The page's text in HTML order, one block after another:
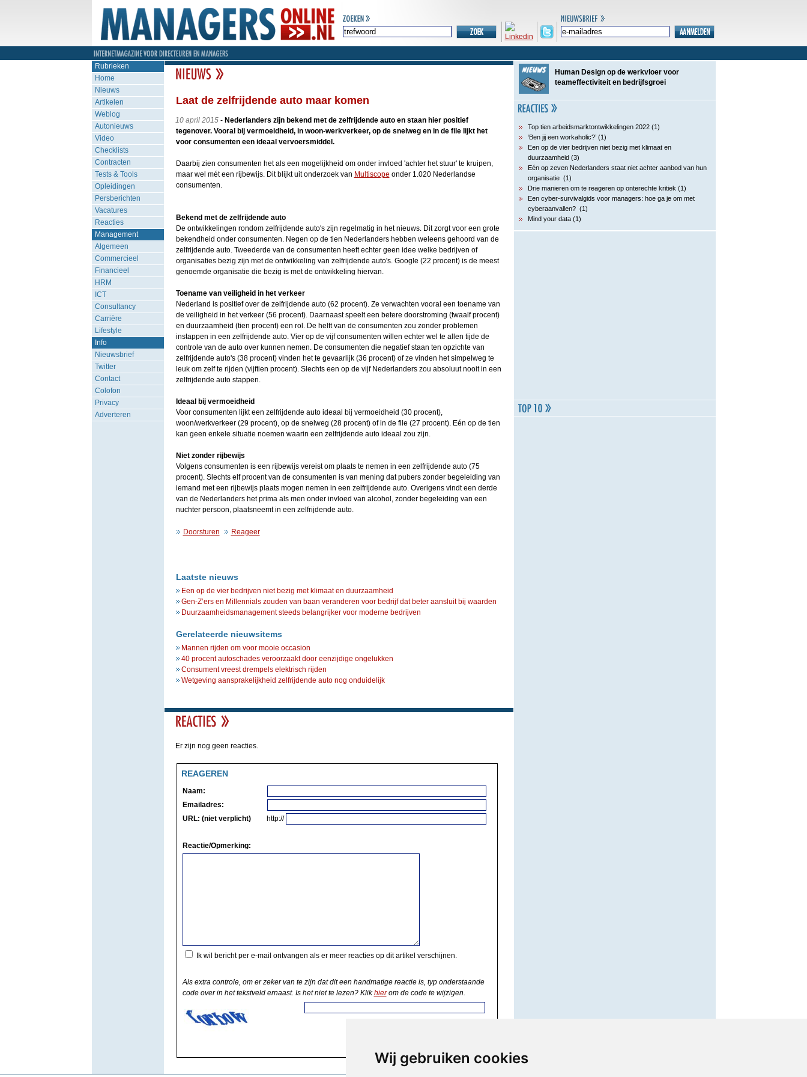
Wij gebruiken cookies
Rubrieken
Home
Nieuws
Artikelen
Weblog
Autonieuws
Video
Checklists
Contracten
Tests & Tools
Opleidingen
Persberichten
Vacatures
Reacties
Management
Algemeen
Commercieel
Financieel
HRM
ICT
Consultancy
Carrière
Lifestyle
Info
Nieuwsbrief
Twitter
Contact
Colofon
Privacy
Adverteren
Laat de zelfrijdende auto maar komen
10 april 2015- Nederlanders zijn bekend met de zelfrijdende auto en staan hier positief
tegenover. Vooral bij vermoeidheid, in woon-werkverkeer, op de snelweg en in de file lijkt het
voor consumenten een ideaal vervoersmiddel.
Daarbij zien consumenten het als een mogelijkheid om onder invloed 'achter het stuur' te kruipen,
maar wel mét een rijbewijs. Dit blijkt uit onderzoek van Multiscope onder 1.020 Nederlandse
consumenten.
Bekend met de zelfrijdende auto
De ontwikkelingen rondom zelfrijdende auto's zijn regelmatig in het nieuws. Dit zorgt voor een grote
bekendheid onder consumenten. Negen op de tien Nederlanders hebben weleens gehoord van de
zelfrijdende auto. Tweederde van de consumenten heeft echter geen idee welke bedrijven of
organisaties bezig zijn met de ontwikkeling van zelfrijdende auto's. Google (22 procent) is de meest
genoemde organisatie die bezig is met de ontwikkeling hiervan.
Toename van veiligheid in het verkeer
Nederland is positief over de zelfrijdende auto (62 procent). Ze verwachten vooral een toename van
de veiligheid in het verkeer (56 procent). Daarnaast speelt een betere doorstroming (twaalf procent)
en duurzaamheid (tien procent) een rol. De helft van de consumenten zou zonder problemen
instappen in een zelfrijdende auto. Vier op de vijf consumenten willen echter wel te allen tijde de
controle van de auto over kunnen nemen. De consumenten die negatief staan ten opzichte van
zelfrijdende auto's (38 procent) vinden het te gevaarlijk (36 procent) of ze vinden het simpelweg te
leuk om zelf te rijden (vijftien procent). Slechts een op de vijf Nederlanders zou absoluut nooit in een
zelfrijdende auto stappen.
Ideaal bij vermoeidheid
Voor consumenten lijkt een zelfrijdende auto ideaal bij vermoeidheid (30 procent),
woon/werkverkeer (29 procent), op de snelweg (28 procent) of in de file (27 procent). Eén op de tien
kan geen enkele situatie noemen waarin een zelfrijdende auto ideaal zou zijn.
Niet zonder rijbewijs
Volgens consumenten is een rijbewijs vereist om plaats te nemen in een zelfrijdende auto (75
procent). Slechts elf procent van de consumenten is van mening dat pubers zonder begeleiding van
iemand met een rijbewijs plaats mogen nemen in een zelfrijdende auto. Overigens vindt een derde
van de Nederlanders het prima als men onder invloed van alcohol, zonder begeleiding van een
nuchter persoon, plaatsneemt in een zelfrijdende auto.
Doorsturen Reageer
Laatste nieuws
Een op de vier bedrijven niet bezig met klimaat en duurzaamheid
Gen-Z’ers en Millennials zouden van baan veranderen voor bedrijf dat beter aansluit bij waarden
Duurzaamheidsmanagement steeds belangrijker voor moderne bedrijven
Gerelateerde nieuwsitems
Mannen rijden om voor mooie occasion
40 procent autoschades veroorzaakt door eenzijdige ongelukken
Consument vreest drempels elektrisch rijden
Wetgeving aansprakelijkheid zelfrijdende auto nog onduidelijk
Er zijn nog geen reacties.
REAGEREN
Naam:
Emailadres:
URL: (niet verplicht)
http://
Reactie/Opmerking:
Ik wil bericht per e-mail ontvangen als er meer reacties op dit artikel verschijnen.
Als extra controle, om er zeker van te zijn dat dit een handmatige reactie is, typ onderstaande
code over in het tekstveld ernaast. Is het niet te lezen? Klikhierom de code te wijzigen.
Human Design op de werkvloer voor
teameffectiviteit en bedrijfsgroei
Top tien arbeidsmarktontwikkelingen 2022 (1)
‘Ben jij een workaholic?’ (1)
Een op de vier bedrijven niet bezig met klimaat en
duurzaamheid (3)
Eén op zeven Nederlanders staat niet achter aanbod van hun
organisatie (1)
Drie manieren om te reageren op onterechte kritiek (1)
Een cyber-survivalgids voor managers: hoe ga je om met
cyberaanvallen? (1)
Mind your data (1)